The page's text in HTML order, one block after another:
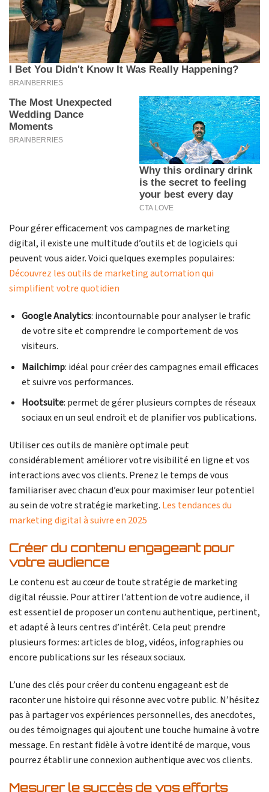
Pour gérer efficacement vos campagnes de marketing
digital, il existe une multitude d’outils et de logiciels qui
peuvent vous aider. Voici quelques exemples populaires:
Découvrez les outils de marketing automation qui
simplifient votre quotidien
Google Analytics: incontournable pour analyser le trafic
de votre site et comprendre le comportement de vos
visiteurs.
Mailchimp: idéal pour créer des campagnes email efficaces
et suivre vos performances.
Hootsuite: permet de gérer plusieurs comptes de réseaux
sociaux en un seul endroit et de planifier vos publications.
Utiliser ces outils de manière optimale peut
considérablement améliorer votre visibilité en ligne et vos
interactions avec vos clients. Prenez le temps de vous
familiariser avec chacun d’eux pour maximiser leur potentiel
au sein de votre stratégie marketing. Les tendances du
marketing digital à suivre en 2025
Créer du contenu engageant pour
votre audience
Le contenu est au cœur de toute stratégie de marketing
digital réussie. Pour attirer l’attention de votre audience, il
est essentiel de proposer un contenu authentique, pertinent,
et adapté à leurs centres d’intérêt. Cela peut prendre
plusieurs formes: articles de blog, vidéos, infographies ou
encore publications sur les réseaux sociaux.
L’une des clés pour créer du contenu engageant est de
raconter une histoire qui résonne avec votre public. N’hésitez
pas à partager vos expériences personnelles, des anecdotes,
ou des témoignages qui ajoutent une touche humaine à votre
message. En restant fidèle à votre identité de marque, vous
pourrez établir une connexion authentique avec vos clients.
Mesurer le succès de vos efforts